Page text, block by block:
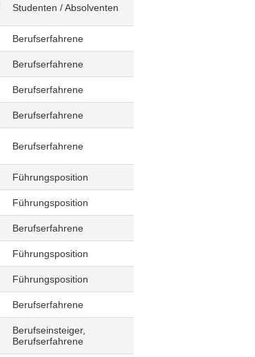
Studenten / Absolventen
Berufserfahrene
Berufserfahrene
Berufserfahrene
Berufserfahrene
Berufserfahrene
Führungsposition
Führungsposition
Berufserfahrene
Führungsposition
Führungsposition
Berufserfahrene
Berufseinsteiger,
Berufserfahrene